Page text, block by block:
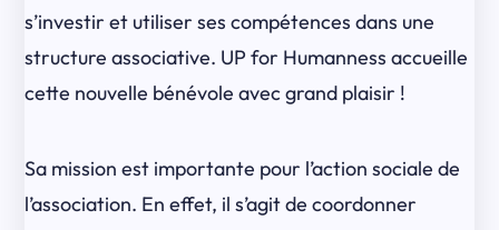
s’investir et utiliser ses compétences dans une
structure associative. UP for Humanness accueille
cette nouvelle bénévole avec grand plaisir !
Sa mission est importante pour l’action sociale de
l’association. En effet, il s’agit de coordonner